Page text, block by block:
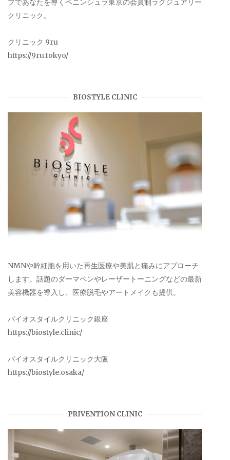
プであなたを導くペニンシュラ東京の会員制ラグジュアリー
クリニック。
クリニック 9ru
https://9ru.tokyo/
BIOSTYLE CLINIC
NMNや幹細胞を用いた再生医療や美肌と痛みにアプローチ
します。話題のダーマペンやレーザートーニングなどの最新
美容機器を導入し、医療脱毛やアートメイクも提供。
バイオスタイルクリニック銀座
https://biostyle.clinic/
バイオスタイルクリニック大阪
https://biostyle.osaka/
PRIVENTION CLINIC